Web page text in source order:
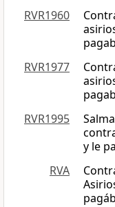
RVR1960
RVR1977
RVR1995
y le
RVA